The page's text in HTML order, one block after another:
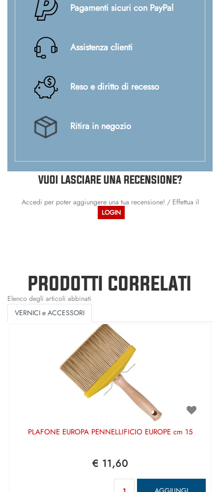
Pagamenti sicuri con PayPal
Assistenza clienti
Reso e diritto di recesso
Ritira in negozio
VUOI LASCIARE UNA RECENSIONE?
Accedi per poter aggiungere una tua recensione! / Effettua il
LOGIN
PRODOTTI CORRELATI
Elenco degli articoli abbinati
VERNICI e ACCESSORI
PLAFONE EUROPA PENNELLIFICIO EUROPE cm 15
€ 11,60